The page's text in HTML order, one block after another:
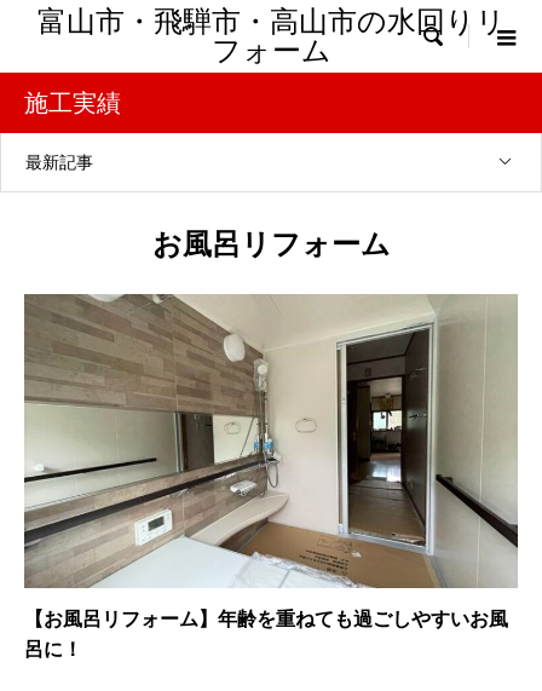
富山市・飛騨市・高山市の水回りリ
フォーム

施工実績
最新記事
お風呂リフォーム
【お風呂リフォーム】年齢を重ねても過ごしやすいお風
呂に！